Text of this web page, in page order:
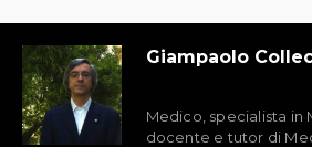
Giampaolo
Medico, specialista in
docente e tutor di